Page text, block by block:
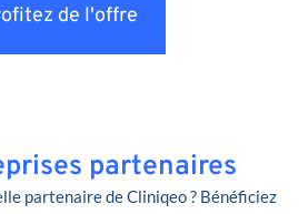
de l'offre
partenaires
partenaire de Cliniqeo ? Bénéficiez